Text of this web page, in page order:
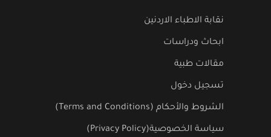
نقابة الاطباء الاردنين
ابحاث ودراسات
مقالات طبية
تسجيل دخول
الشروط والأحكام (Terms and Conditions)
سياسة الخصوصية(Privacy Policy)